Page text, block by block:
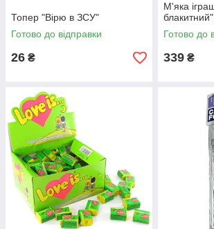
Топер "Вірю в ЗСУ"
Готово до відправки
26 ₴
М'яка
Готово до
339 ₴